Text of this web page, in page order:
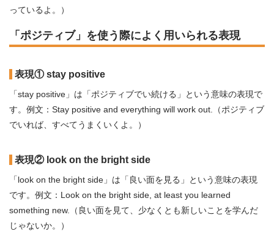
っているよ。）
「ポジティブ」を使う際によく用いられる表現
表現① stay positive
「stay positive」は「ポジティブでい続ける」という意味の表現で
す。例文：Stay positive and everything will work out.（ポジティブ
でいれば、すべてうまくいくよ。）
表現② look on the bright side
「look on the bright side」は「良い面を見る」という意味の表現
です。例文：Look on the bright side, at least you learned
something new.（良い面を見て、少なくとも新しいことを学んだ
じゃないか。）